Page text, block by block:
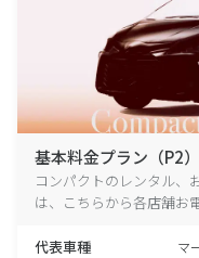
基本料金プラン（P2）
コンパクトのレンタル、
は、こちらから各店舗お
代表車種 マ